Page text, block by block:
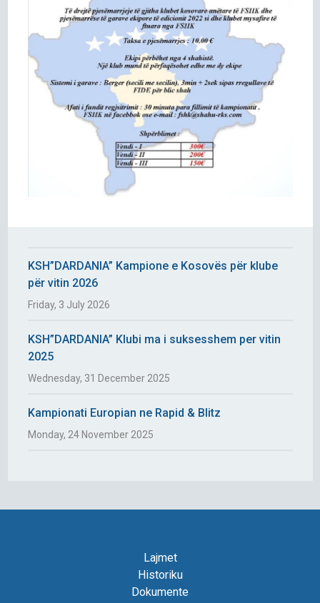
KSH”DARDANIA” Kampione e Kosovës për klube
për vitin 2026
Friday, 3 July 2026
KSH”DARDANIA” Klubi ma i suksesshem per vitin
2025
Wednesday, 31 December 2025
Kampionati Europian ne Rapid & Blitz
Monday, 24 November 2025
Lajmet
Historiku
Dokumente